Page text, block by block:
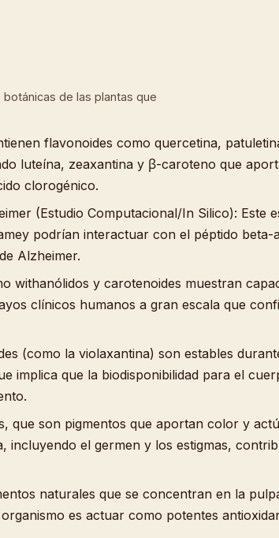
de las plantas que
flavonoides como quercetina,
luteína, zeaxantina y β-caroteno que
clorogénico.
(Estudio Computacional/In Silico): Este
podrían interactuar con el péptido
Alzheimer.
withanólidos y carotenoides muestran
clínicos humanos a gran escala que
(como la violaxantina) son estables
implica que la biodisponibilidad para el
que son pigmentos que aportan color y
incluyendo el germen y los estigmas,
naturales que se concentran en la
es actuar como potentes